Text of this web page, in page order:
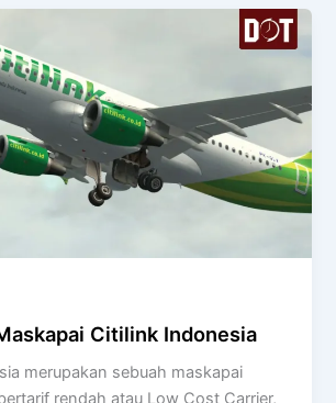
Citilink Indonesia
merupakan sebuah maskapai
rendah atau Low Cost Carrier,